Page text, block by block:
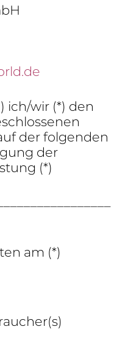
ich/wir (*) den
der folgenden
der
(*)
am (*)